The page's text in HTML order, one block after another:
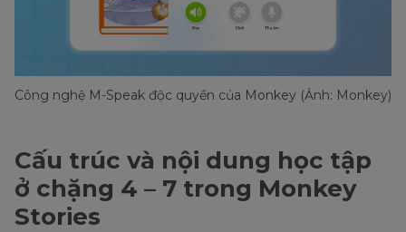
Công nghệ M-Speak độc quyền của Monkey (Ảnh: Monkey)
Cấu trúc và nội dung học tập
ở chặng 4 – 7 trong Monkey
Stories